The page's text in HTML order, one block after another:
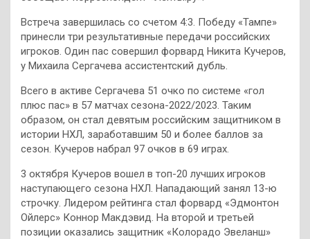
Встреча завершилась со счетом 4:3. Победу «Тампе»
принесли три результативные передачи российских
игроков. Один пас совершил форвард Никита Кучеров,
у Михаила Сергачева ассистентский дубль.
Всего в активе Сергачева 51 очко по системе «гол
плюс пас» в 57 матчах сезона-2022/2023. Таким
образом, он стал девятым российским защитником в
истории НХЛ, заработавшим 50 и более баллов за
сезон. Кучеров набрал 97 очков в 69 играх.
3 октября Кучеров вошел в топ-20 лучших игроков
наступающего сезона НХЛ. Нападающий занял 13-ю
строчку. Лидером рейтинга стал форвард «Эдмонтон
Ойлерс» Коннор Макдэвид. На второй и третьей
позиции оказались защитник «Колорадо Эвеланш»